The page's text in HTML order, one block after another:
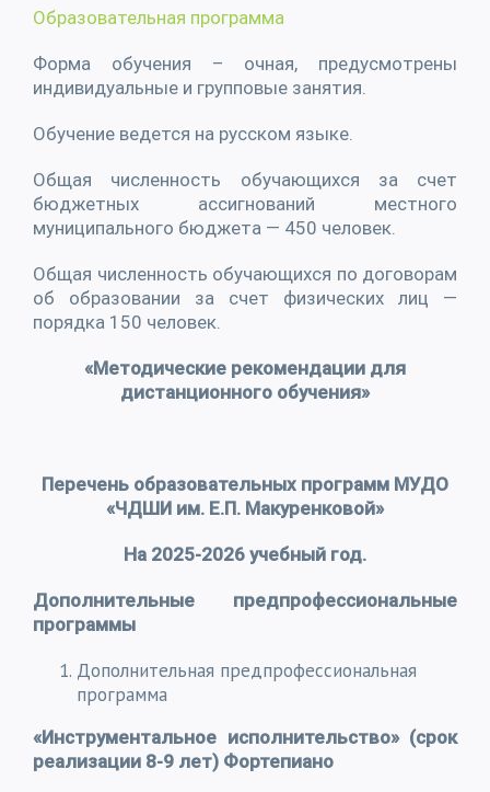
Образовательная программа
Форма обучения – очная, предусмотрены
индивидуальные и групповые занятия.
Обучение ведется на русском языке.
Общая численность обучающихся за счет
бюджетных ассигнований местного
муниципального бюджета — 450 человек.
Общая численность обучающихся по договорам
об образовании за счет физических лиц —
порядка 150 человек.
«Методические рекомендации для
дистанционного обучения»
Перечень образовательных программ МУДО
«ЧДШИ им. Е.П. Макуренковой»
На 2025-2026 учебный год.
Дополнительные предпрофессиональные
программы
Дополнительная предпрофессиональная
программа
«Инструментальное исполнительство» (срок
реализации 8-9 лет) Фортепиано